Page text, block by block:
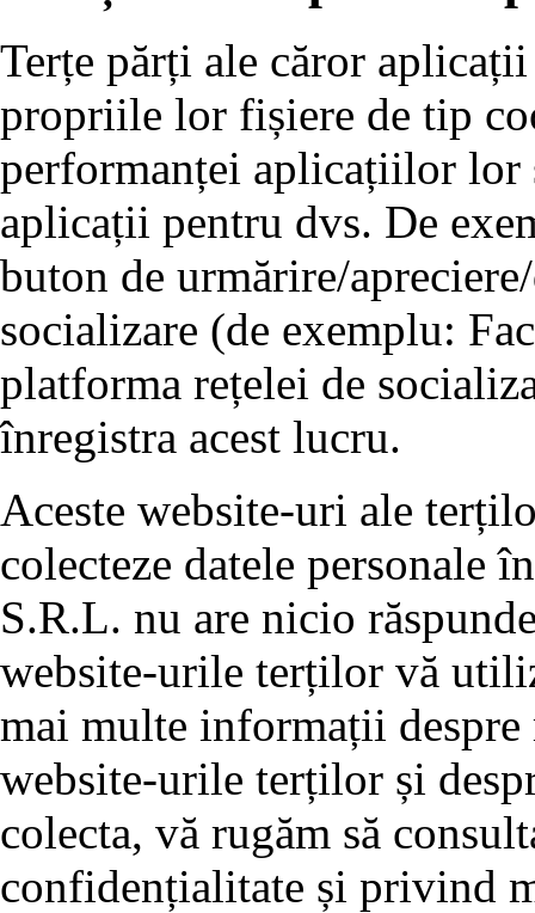
Terțe părți ale căror
propriile lor fișiere de tip
performanței aplicațiilor lor
aplicații pentru dvs. De
buton de urmărire/
socializare (de exemplu:
platforma rețelei de
înregistra acest lucru.
Aceste website-uri ale
colecteze datele
S.R.L. nu are nicio
website-urile terților vă
mai multe informații despre
website-urile terților și
colecta, vă rugăm să
confidențialitate și privind